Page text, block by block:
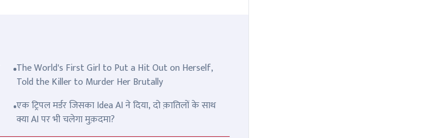
The World's First Girl to Put a Hit Out on Herself,
Told the Killer to Murder Her Brutally
एक ट्रिपल मर्डर जिसका Idea AI ने दिया, दो क़ातिलों के साथ
क्या AI पर भी चलेगा मुक़दमा?